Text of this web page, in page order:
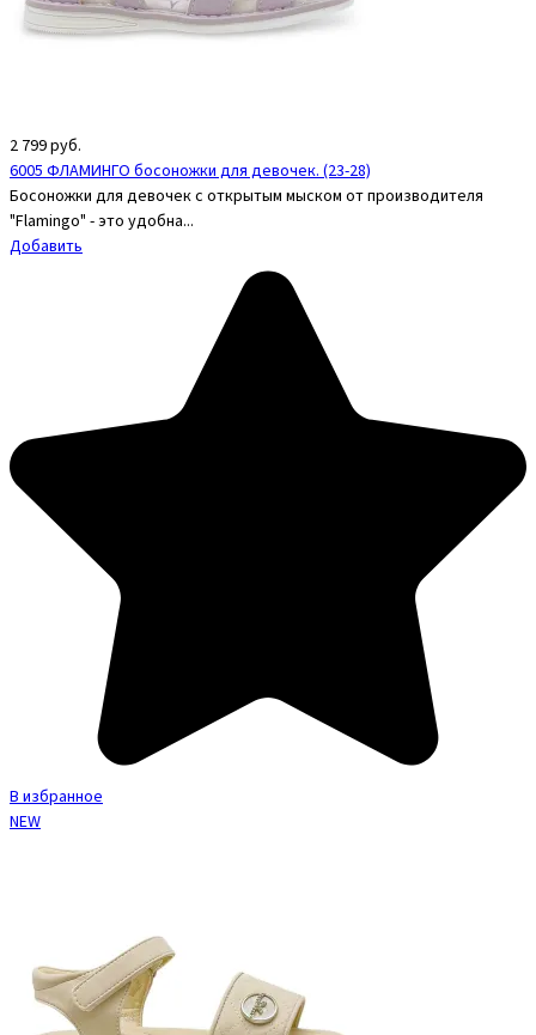
2 799руб.
6005 ФЛАМИНГО босоножки для девочек. (23-28)
Босоножки для девочек с открытым мыском от производителя
"Flamingo" - это удобна...
Добавить
В избранное
NEW